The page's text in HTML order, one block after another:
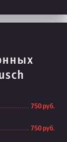
750 руб.
750 руб.